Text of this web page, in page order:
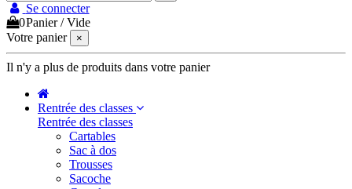
Se connecter
0Panier /Vide
Votre panier
×
Il n'y a plus de produits dans votre panier
Rentrée des classes
Rentrée des classes
Cartables
Sac à dos
Trousses
Sacoche